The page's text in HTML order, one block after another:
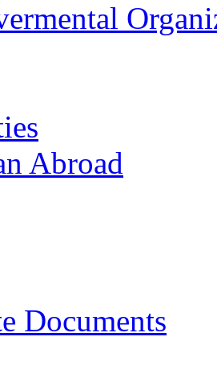
Abroad
Documents